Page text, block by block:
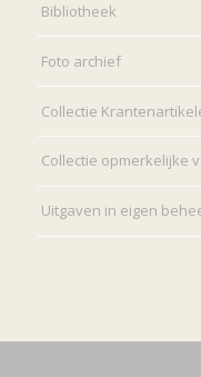
Bibliotheek
Foto archief
Collectie
Collectie opmerkelijke
Uitgaven in eigen